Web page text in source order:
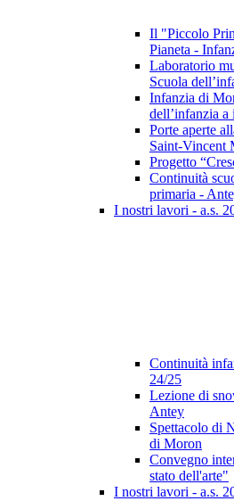
Il "Piccolo
Pianeta -
Laboratorio
Scuola
Infanzia di
dell’infanzia
Porte aperte
Saint-Vincent
Progetto
Continuità
primaria -
I nostri lavori - a.s.
Continuità
24/25
Lezione di
Antey
Spettacolo di
di Moron
Convegno
stato dell'arte"
I nostri lavori - a.s.